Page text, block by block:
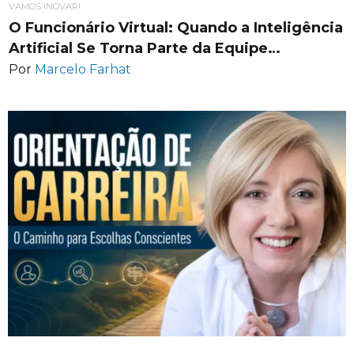
VAMOS INOVAR!
O Funcionário Virtual: Quando a Inteligência
Artificial Se Torna Parte da Equipe…
Por Marcelo Farhat